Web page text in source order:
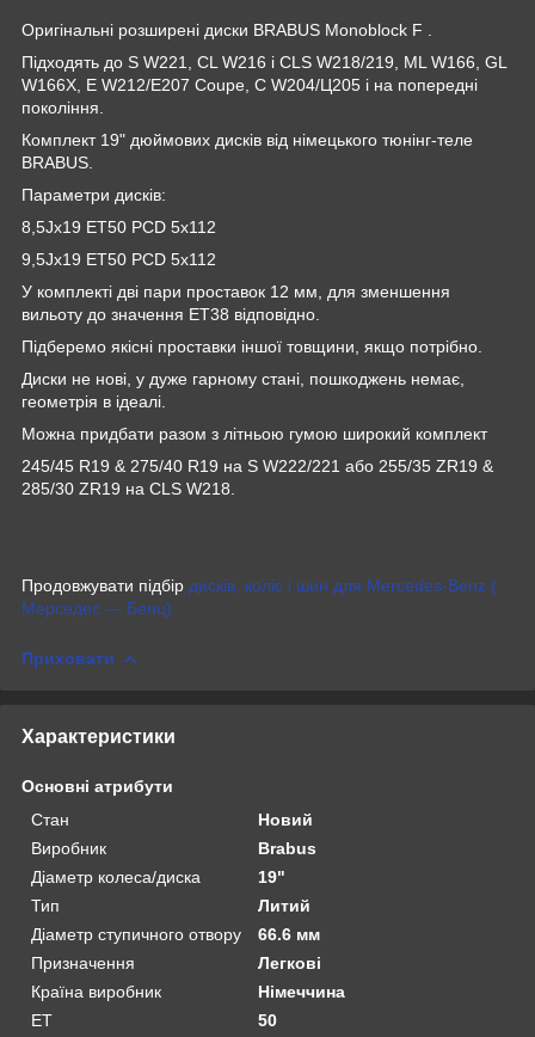
Оригінальні розширені диски BRABUS Monoblock F .
Підходять до S W221, CL W216 і CLS W218/219, ML W166, GL
W166X, E W212/E207 Coupe, C W204/Ц205 і на попередні
покоління.
Комплект 19" дюймових дисків від німецького тюнінг-теле
BRABUS.
Параметри дисків:
8,5Jх19 ET50 PCD 5x112
9,5Jх19 ET50 PCD 5x112
У комплекті дві пари проставок 12 мм, для зменшення
вильоту до значення ЕТ38 відповідно.
Підберемо якісні проставки іншої товщини, якщо потрібно.
Диски не нові, у дуже гарному стані, пошкоджень немає,
геометрія в ідеалі
Можна придбати разом з літньою гумою широкий комплект
245/45 R19 & 275/40 R19 на S W222/221 або 255/35 ZR19 &
285/30 ZR19 на CLS W218.
Продовжувати підбір дисків, коліс і шин для Mercedes-Benz (
Мерседес — Бенц).
Приховати
Характеристики
Основні атрибути
Стан
Новий
Виробник
Brabus
Діаметр колеса/диска
19"
Тип
Литий
Діаметр ступичного отвору
66.6 мм
Призначення
Легкові
Країна виробник
Німеччина
ET
50